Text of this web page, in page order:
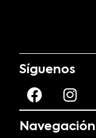
Navegación
Síguenos